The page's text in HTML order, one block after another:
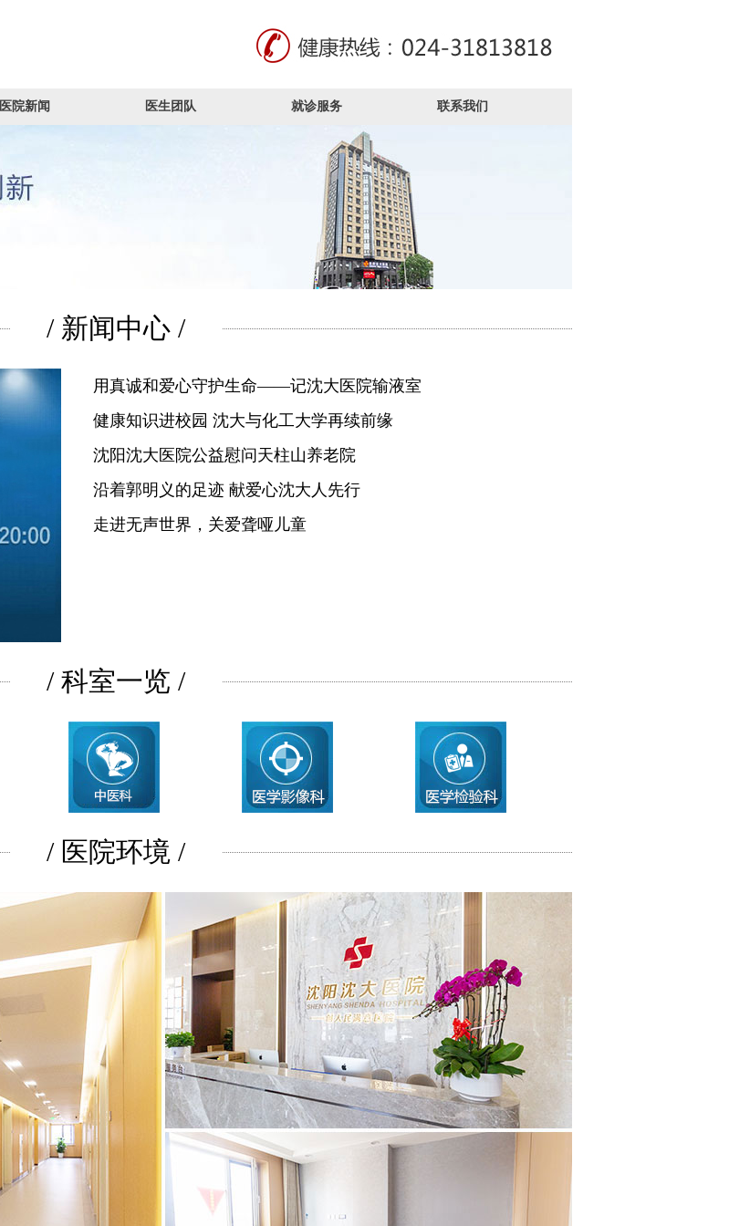
医院新闻 医生团队 就诊服务 联系我们
/ 新闻中心 /
用真诚和爱心守护生命——记沈大医院输液室
健康知识进校园 沈大与化工大学再续前缘
沈阳沈大医院公益慰问天柱山养老院
沿着郭明义的足迹 献爱心沈大人先行
走进无声世界，关爱聋哑儿童
/ 科室一览 /
/ 医院环境 /